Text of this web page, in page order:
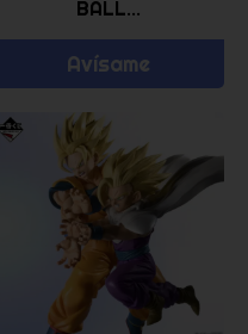
BALL...
Avísame